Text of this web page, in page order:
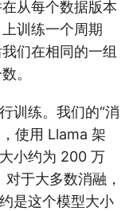
从每个数据版本
训练一个周期
们在相同的一组
。
训练。我们的“消
使用 Llama 架
小约为 200 万
于大多数消融，
是这个模型大小